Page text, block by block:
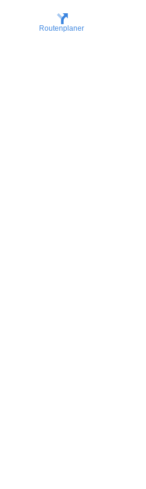
Routenplaner